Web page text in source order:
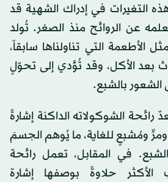
التغيرات في إدراك الشهية قد
عن الروائح منذ الصغر. تُولد
الأطعمة التي تناولناها سابقاً،
بعد الأكل، وقد تُؤدي إلى تحوّلٍ
الشعور بالشبع.
رائحة الشوكولاته الداكنة إشارةً
ومُشبعٍ للغاية، ما يُوهم الجسمَ
في المقابل، تعمل رائحة
الأكثر حلاوةً بوصفها إشارة